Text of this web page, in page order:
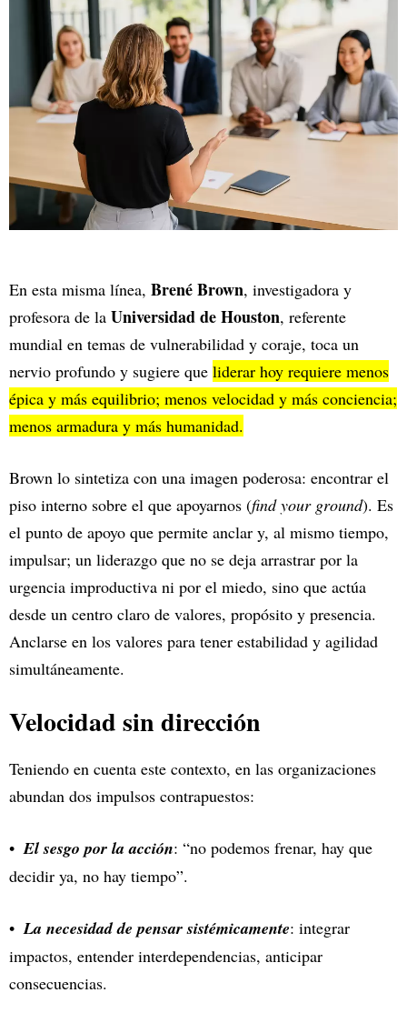
En esta misma línea, Brené Brown, investigadora y
profesora de la Universidad de Houston, referente
mundial en temas de vulnerabilidad y coraje, toca un
nervio profundo y sugiere que liderar hoy requiere menos
épica y más equilibrio; menos velocidad y más conciencia;
menos armadura y más humanidad.
Brown lo sintetiza con una imagen poderosa: encontrar el
piso interno sobre el que apoyarnos (find your ground). Es
el punto de apoyo que permite anclar y, al mismo tiempo,
impulsar; un liderazgo que no se deja arrastrar por la
urgencia improductiva ni por el miedo, sino que actúa
desde un centro claro de valores, propósito y presencia.
Anclarse en los valores para tener estabilidad y agilidad
simultáneamente.
Velocidad sin dirección
Teniendo en cuenta este contexto, en las organizaciones
abundan dos impulsos contrapuestos:
El sesgo por la acción: “no podemos frenar, hay que
decidir ya, no hay tiempo”.
La necesidad de pensar sistémicamente: integrar
impactos, entender interdependencias, anticipar
consecuencias.